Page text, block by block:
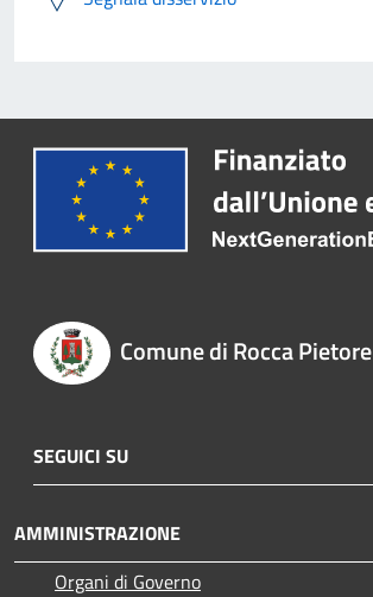
Comune di Rocca Pietore
SEGUICI SU
AMMINISTRAZIONE
Organi di Governo